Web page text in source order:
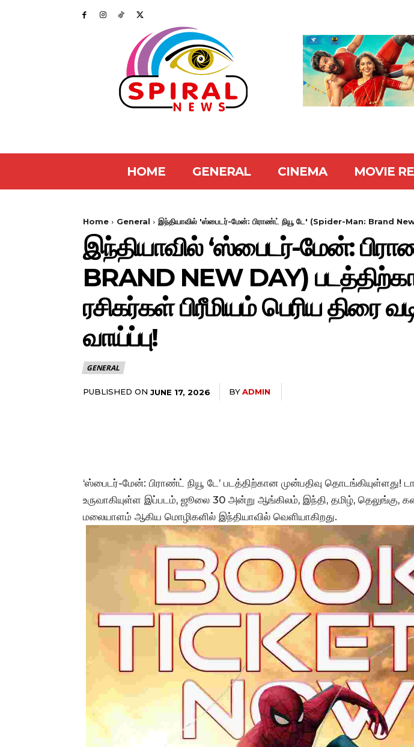
HOME GENERAL CINEMA MOVIE
Home General இந்தியாவில் 'ஸ்பைடர்-மேன்: பிராண்ட் நியூ டே' (Spider-Man: Brand
இந்தியாவில் ‘ஸ்பைடர்-மேன்:
BRAND NEW DAY)
ரசிகர்கள் பிரீமியம் பெரிய திரை
வாய்ப்பு!
GENERAL
PUBLISHED ON JUNE 17, 2026 BYADMIN
‘ஸ்பைடர்-மேன்: பிராண்ட் நியூ டே’ படத்திற்கான முன்பதிவு தொடங்கியுள்ளது!
உருவாகியுள்ள இப்படம், ஜூலை 30 அன்று ஆங்கிலம், இந்தி, தமிழ், தெலுங்கு,
மலையாளம் ஆகிய மொழிகளில் இந்தியாவில் வெளியாகிறது.